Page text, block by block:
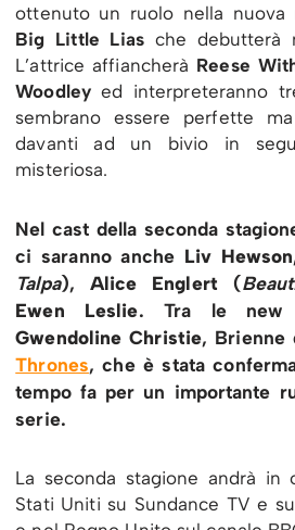
ottenuto un ruolo nella nuova
Big Little Liasche debutterà
L’attrice affiancherà Reese
Woodleyed interpreteranno
sembrano essere perfette
davanti ad un bivio in
misteriosa.
Nel cast della seconda
ci saranno anche Liv Hewson
Talpa), Alice Englert (
Ewen Leslie. Tra le new
Gwendoline Christie,
Thrones, che è stata
tempo fa per un importante
serie.
La seconda stagione andrà in
Stati Uniti su Sundance TV e